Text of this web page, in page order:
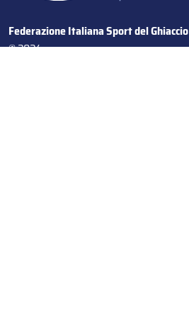
Federazione Italiana Sport del Ghiaccio
© 2024